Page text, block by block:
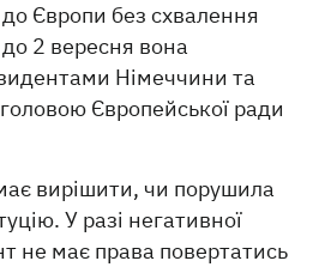
до Європи без схвалення
2 вересня вона
Німеччини та
Європейської ради
вирішити, чи порушила
У разі негативної
не має права повертатись